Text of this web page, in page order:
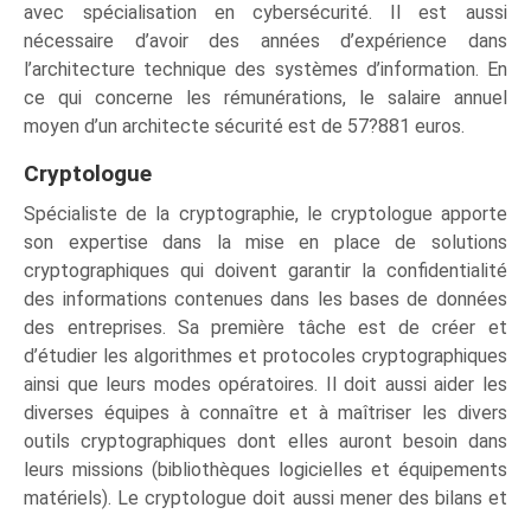
avec spécialisation en cybersécurité. Il est aussi
nécessaire d’avoir des années d’expérience dans
l’architecture technique des systèmes d’information. En
ce qui concerne les rémunérations, le salaire annuel
moyen d’un architecte sécurité est de 57?881 euros.
Cryptologue
Spécialiste de la cryptographie, le cryptologue apporte
son expertise dans la mise en place de solutions
cryptographiques qui doivent garantir la confidentialité
des informations contenues dans les bases de données
des entreprises. Sa première tâche est de créer et
d’étudier les algorithmes et protocoles cryptographiques
ainsi que leurs modes opératoires. Il doit aussi aider les
diverses équipes à connaître et à maîtriser les divers
outils cryptographiques dont elles auront besoin dans
leurs missions (bibliothèques logicielles et équipements
matériels). Le cryptologue doit aussi mener des bilans et